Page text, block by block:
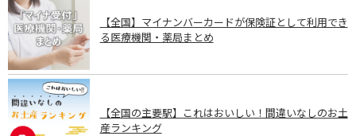
【全国】マイナンバーカードが保険証として利用でき
る医療機関・薬局まとめ
【全国の主要駅】これはおいしい！間違いなしのお土
産ランキング